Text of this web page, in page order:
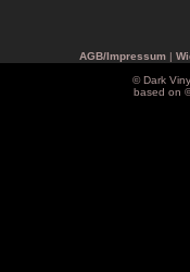
AGB/Impressum|
© Dark
based on